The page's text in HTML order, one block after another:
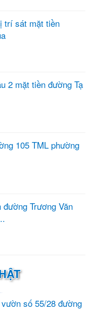
trí sát mặt tiền
2 mặt tiền đường Tạ
105 TML phường
Trương Văn
số 55/28 đường